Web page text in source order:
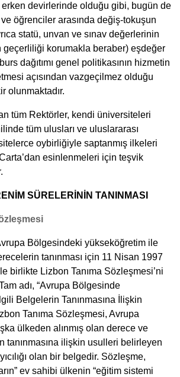
devirlerinde olduğu gibi, bugün de
öğrenciler arasında değiş-tokuşun
statü, unvan ve sınav değerlerinin
geçerliliği korumakla beraber) eşdeğer
dağıtımı genel politikasının hizmetin
açısından vazgeçilmez olduğu
olunmaktadır.
tüm Rektörler, kendi üniversiteleri
tüm ulusları ve uluslararası
oybirliğiyle saptanmış ilkeleri
esinlenmeleri için teşvik
SÜRELERİNİN TANINMASI
Bölgesindeki yükseköğretim ile
tanınması için 11 Nisan 1997
birlikte Lizbon Tanıma Sözleşmesi’ni
adı, “Avrupa Bölgesinde
Belgelerin Tanınmasına İlişkin
Tanıma Sözleşmesi, Avrupa
ülkeden alınmış olan derece ve
tanınmasına ilişkin usulleri belirleyen
olan bir belgedir. Sözleşme,
ev sahibi ülkenin “eğitim sistemi